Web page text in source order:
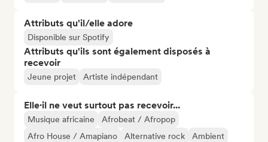
Attributs qu'il/elle adore
Disponible sur Spotify
Attributs qu'ils sont également disposés à
recevoir
Jeune projet Artiste indépendant
Elle·il ne veut surtout pas recevoir...
Musique africaine
Afrobeat / Afropop
Afro House / Amapiano
Alternative rock
Ambient